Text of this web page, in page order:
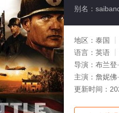
别名：
地区： 泰国
语言： 英语
导演： 布兰登
主演： 詹妮佛
更新时间：